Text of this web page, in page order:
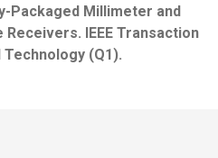
Packaged Millimeter and
IEEE Transaction
(Q1).